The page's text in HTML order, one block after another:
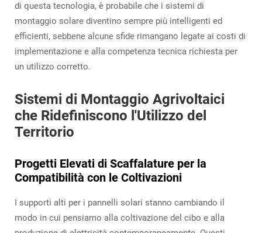
di questa tecnologia, è probabile che i sistemi di
montaggio solare diventino sempre più intelligenti ed
efficienti, sebbene alcune sfide rimangano legate ai costi di
implementazione e alla competenza tecnica richiesta per
un utilizzo corretto.
Sistemi di Montaggio Agrivoltaici
che Ridefiniscono l'Utilizzo del
Territorio
Progetti Elevati di Scaffalature per la
Compatibilità con le Coltivazioni
I supporti alti per i pannelli solari stanno cambiando il
modo in cui pensiamo alla coltivazione del cibo e alla